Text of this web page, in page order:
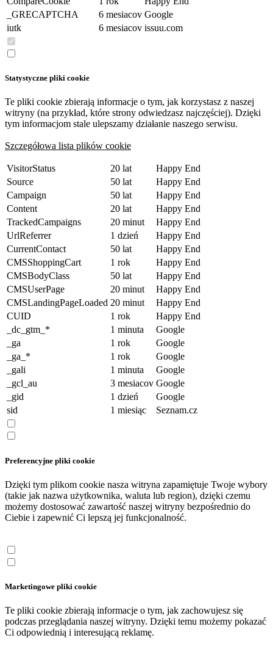
_GRECAPTCHA
6 mesiacov Google
iutk
6 mesiacov issuu.com
Statystyczne pliki cookie
Te pliki cookie zbierają informacje o tym, jak korzystasz z naszej
witryny (na przykład, które strony odwiedzasz najczęściej). Dzięki
tym informacjom stale ulepszamy działanie naszego serwisu.
Szczegółowa lista plików cookie
VisitorStatus 20 lat
Happy End
Source
50 lat
Happy End
Campaign
50 lat
Happy End
Content
20 lat
Happy End
TrackedCampaigns
20 minut
Happy End
UrlReferrer
1 dzień
Happy End
CurrentContact
50 lat
Happy End
CMSShoppingCart
1 rok
Happy End
CMSBodyClass
50 lat
Happy End
CMSUserPage
20 minut
Happy End
CMSLandingPageLoaded 20 minut
Happy End
CUID
1 rok
Happy End
_dc_gtm_*
1 minuta
Google
_ga
1 rok
Google
_ga_*
1 rok
Google
_gali
1 minuta
Google
_gcl_au
3 mesiacov Google
_gid
1 dzień
Google
sid
1 miesiąc Seznam.cz
Preferencyjne pliki cookie
Dzięki tym plikom cookie nasza witryna zapamiętuje Twoje wybory
(takie jak nazwa użytkownika, waluta lub region), dzięki czemu
możemy dostosować zawartość naszej witryny bezpośrednio do
Ciebie i zapewnić Ci lepszą jej funkcjonalność.
Marketingowe pliki cookie
Te pliki cookie zbierają informacje o tym, jak zachowujesz się
podczas przeglądania naszej witryny. Dzięki temu możemy pokazać
Ci odpowiednią i interesującą reklamę.